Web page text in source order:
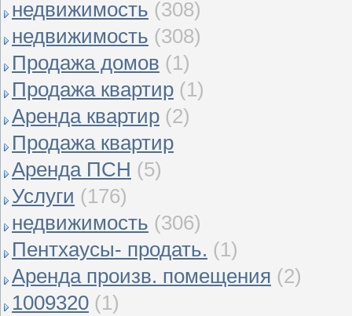
недвижимость (308)
недвижимость (308)
Продажа домов (1)
Продажа квартир (1)
Аренда квартир (2)
Продажа квартир
Аренда ПСН (5)
Услуги (176)
недвижимость (306)
Пентхаусы- продать. (1)
Аренда произв. помещения (2)
1009320 (1)